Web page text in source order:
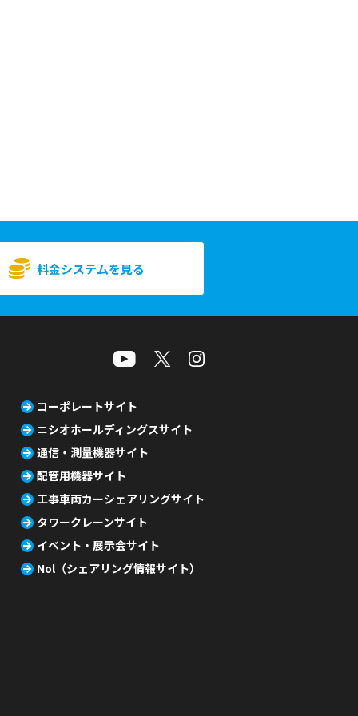
料金システムを見る
コーポレートサイト
ニシオホールディングスサイト
通信・測量機器サイト
配管用機器サイト
工事車両カーシェアリングサイト
タワークレーンサイト
イベント・展示会サイト
Nol（シェアリング情報サイト）